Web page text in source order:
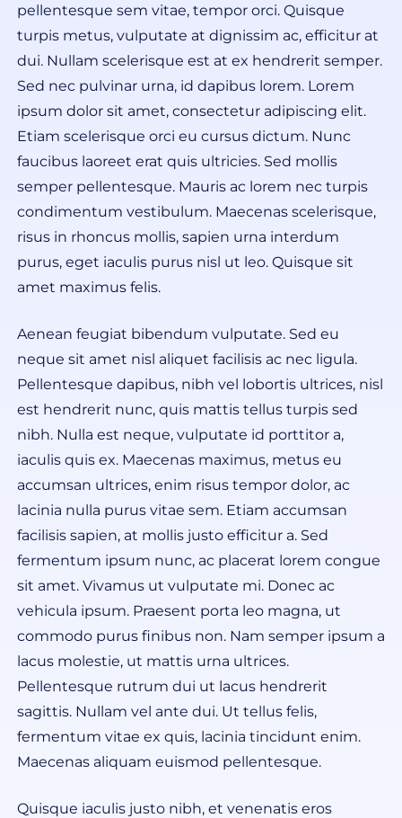
pellentesque sem vitae, tempor orci. Quisque
turpis metus, vulputate at dignissim ac, efficitur at
dui. Nullam scelerisque est at ex hendrerit semper.
Sed nec pulvinar urna, id dapibus lorem. Lorem
ipsum dolor sit amet, consectetur adipiscing elit.
Etiam scelerisque orci eu cursus dictum. Nunc
faucibus laoreet erat quis ultricies. Sed mollis
semper pellentesque. Mauris ac lorem nec turpis
condimentum vestibulum. Maecenas scelerisque,
risus in rhoncus mollis, sapien urna interdum
purus, eget iaculis purus nisl ut leo. Quisque sit
amet maximus felis.
Aenean feugiat bibendum vulputate. Sed eu
neque sit amet nisl aliquet facilisis ac nec ligula.
Pellentesque dapibus, nibh vel lobortis ultrices, nisl
est hendrerit nunc, quis mattis tellus turpis sed
nibh. Nulla est neque, vulputate id porttitor a,
iaculis quis ex. Maecenas maximus, metus eu
accumsan ultrices, enim risus tempor dolor, ac
lacinia nulla purus vitae sem. Etiam accumsan
facilisis sapien, at mollis justo efficitur a. Sed
fermentum ipsum nunc, ac placerat lorem congue
sit amet. Vivamus ut vulputate mi. Donec ac
vehicula ipsum. Praesent porta leo magna, ut
commodo purus finibus non. Nam semper ipsum a
lacus molestie, ut mattis urna ultrices.
Pellentesque rutrum dui ut lacus hendrerit
sagittis. Nullam vel ante dui. Ut tellus felis,
fermentum vitae ex quis, lacinia tincidunt enim.
Maecenas aliquam euismod pellentesque.
Quisque iaculis justo nibh, et venenatis eros